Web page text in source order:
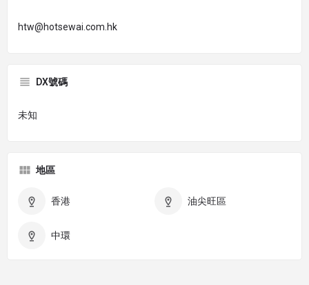
htw@hotsewai.com.hk
DX號碼
未知
地區
香港 油尖旺區
中環